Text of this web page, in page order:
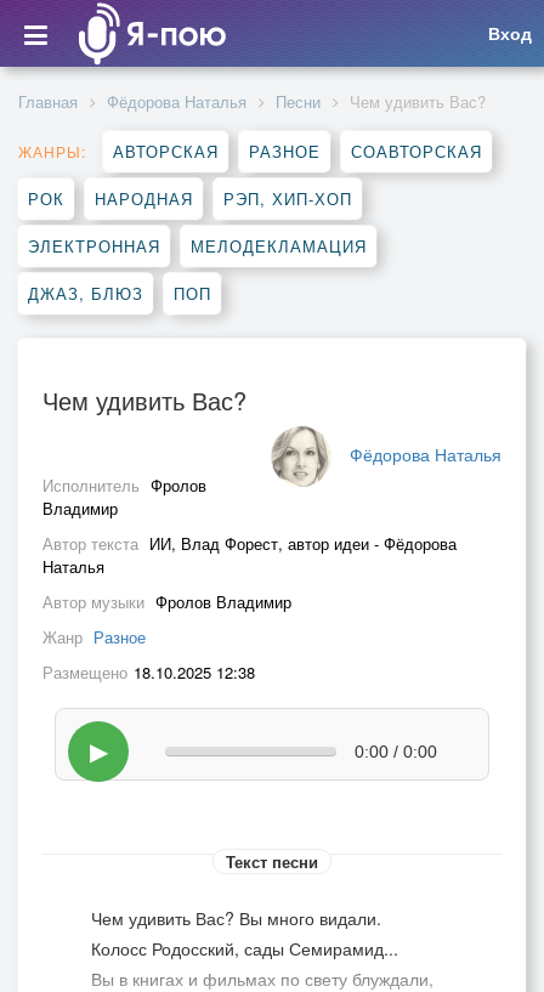
Вход
Главная Фёдорова Наталья Песни Чем удивить Вас?
ЖАНРЫ: АВТОРСКАЯ РАЗНОЕ СОАВТОРСКАЯ
РОК НАРОДНАЯ РЭП, ХИП-ХОП
ЭЛЕКТРОННАЯ МЕЛОДЕКЛАМАЦИЯ
ДЖАЗ, БЛЮЗ ПОП
Чем удивить Вас?
Фёдорова Наталья
Исполнитель Фролов
Владимир
Автор текста ИИ, Влад Форест, автор идеи - Фёдорова
Наталья
Автор музыки Фролов Владимир
Жанр Разное
Размещено 18.10.2025 12:38
▶ 0:00 / 0:00
Текст песни
Чем удивить Вас? Вы много видали.
Колосс Родосский, сады Семирамид...
Вы в книгах и фильмах по свету блуждали,